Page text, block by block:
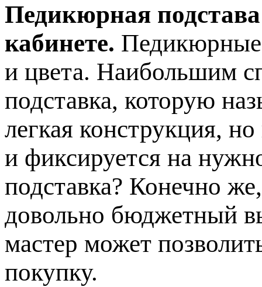
Педикюрная подстава
кабинете. Педикюрные
и цвета. Наибольшим
подставка, которую
легкая конструкция,
и фиксируется на
подставка? Конечно
довольно бюджетный
мастер может
покупку.